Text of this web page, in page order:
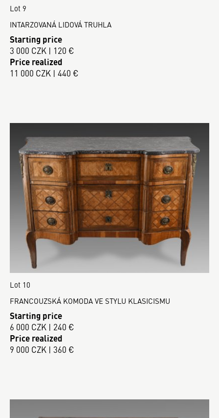
Lot 9
INTARZOVANÁ LIDOVÁ TRUHLA
Starting price
3 000 CZK | 120 €
Price realized
11 000 CZK | 440 €
Lot 10
FRANCOUZSKÁ KOMODA VE STYLU KLASICISMU
Starting price
6 000 CZK | 240 €
Price realized
9 000 CZK | 360 €